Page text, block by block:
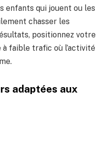
enfants qui jouent ou les
chasser les
positionnez votre
à faible trafic où l’activité
adaptées aux